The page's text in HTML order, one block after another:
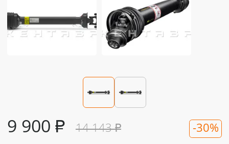
14 143₽ -30%
9 900 ₽